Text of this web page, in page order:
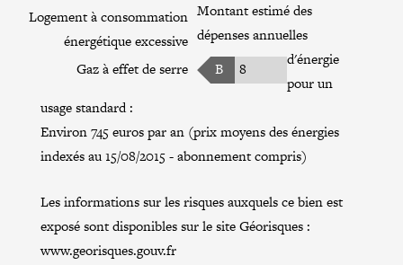
Logement à consommation
énergétique excessive
Gaz à effet de serre
B 8
Montant estimé des
dépenses annuelles
d'énergie
pour un
usage standard :
Environ 745 euros par an (prix moyens des énergies
indexés au 15/08/2015 - abonnement compris)
Les informations sur les risques auxquels ce bien est
exposé sont disponibles sur le site Géorisques :
www.georisques.gouv.fr